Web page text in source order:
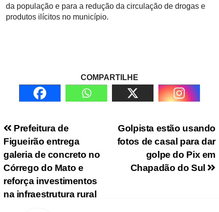
da população e para a redução da circulação de drogas e
produtos ilícitos no município.
COMPARTILHE
Navegação de PostGolpista estão usando
fotos de casal para dar
golpe do Pix em
Chapadão do Sul
Prefeitura de
Figueirão entrega
galeria de concreto no
Córrego do Mato e
reforça investimentos
na infraestrutura rural